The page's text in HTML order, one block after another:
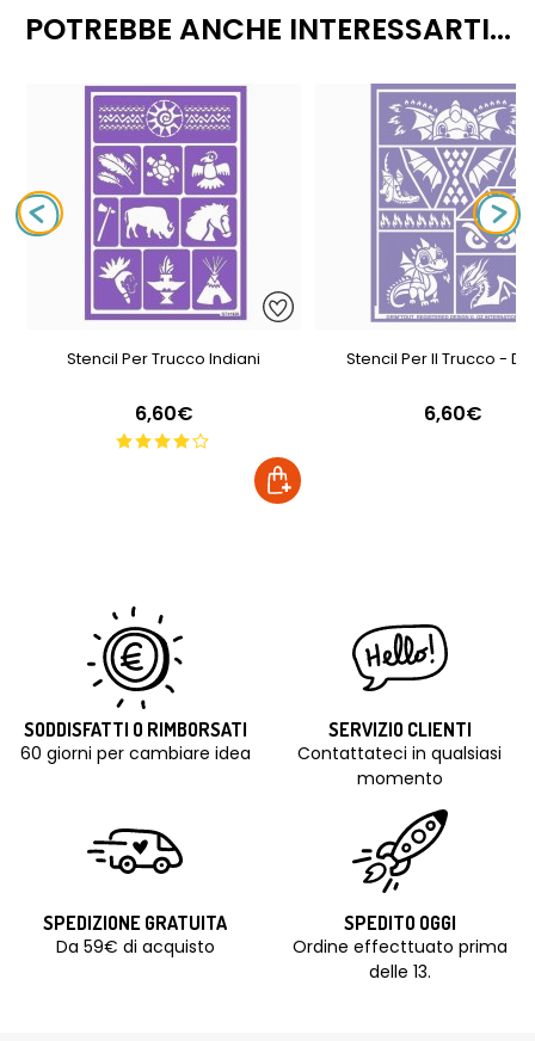
POTREBBE ANCHE INTERESSARTI...
Stencil Per Trucco Indiani
6,60€
Stencil Per Il Trucco -
6,60€
SODDISFATTI O RIMBORSATI
60 giorni per cambiare idea
SERVIZIO CLIENTI
Contattateci in qualsiasi
momento
SPEDIZIONE GRATUITA
Da 59€ di acquisto
SPEDITO OGGI
Ordine effecttuato prima
delle 13.